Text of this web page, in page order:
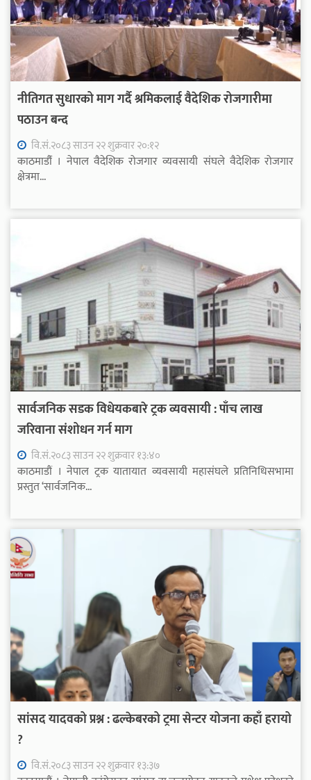
नीतिगत सुधारको माग गर्दै श्रमिकलाई वैदेशिक रोजगारीमा
पठाउन बन्द
वि.सं.२०८३ साउन २२ शुक्रवार २०:१२
काठमाडौंं । नेपाल वैदेशिक रोजगार व्यवसायी संघले वैदेशिक रोजगार
क्षेत्रमा...
सार्वजनिक सडक विधेयकबारे ट्रक व्यवसायी : पाँच लाख
जरिवाना संशोधन गर्न माग
वि.सं.२०८३ साउन २२ शुक्रवार १३:४०
काठमाडौं । नेपाल ट्रक यातायात व्यवसायी महासंघले प्रतिनिधिसभामा
प्रस्तुत ‘सार्वजनिक...
सांसद यादवको प्रश्न : ढल्केबरको ट्रमा सेन्टर योजना कहाँ हरायो
?
वि.सं.२०८३ साउन २२ शुक्रवार १३:३७